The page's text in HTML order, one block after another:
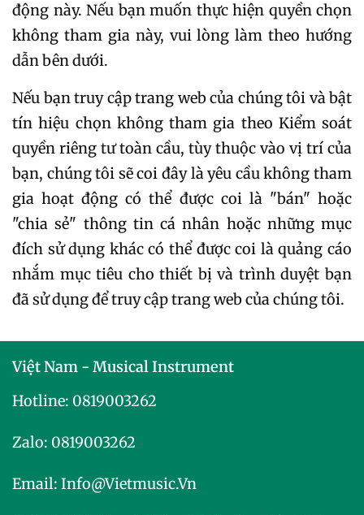
động này. Nếu bạn muốn thực hiện quyền chọn
không tham gia này, vui lòng làm theo hướng
dẫn bên dưới.
Nếu bạn truy cập trang web của chúng tôi và bật
tín hiệu chọn không tham gia theo Kiểm soát
quyền riêng tư toàn cầu, tùy thuộc vào vị trí của
bạn, chúng tôi sẽ coi đây là yêu cầu không tham
gia hoạt động có thể được coi là "bán" hoặc
"chia sẻ" thông tin cá nhân hoặc những mục
đích sử dụng khác có thể được coi là quảng cáo
nhắm mục tiêu cho thiết bị và trình duyệt bạn
đã sử dụng để truy cập trang web của chúng tôi.
Việt Nam - Musical Instrument
Hotline: 0819003262
Zalo: 0819003262
Email: Info@vietmusic.vn